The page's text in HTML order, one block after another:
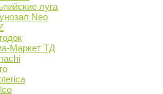
луга
Neo
Маркет ТД